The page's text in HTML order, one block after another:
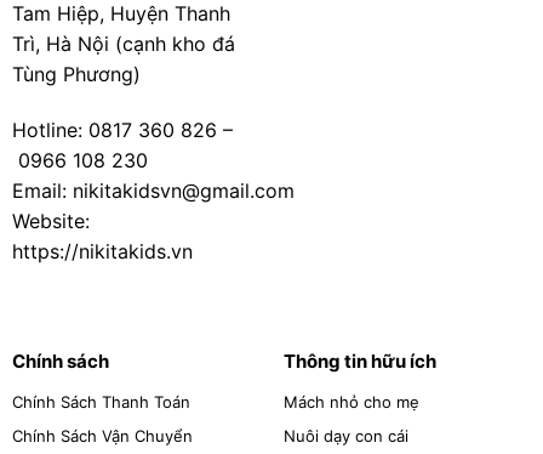
Tam Hiệp, Huyện Thanh
Trì, Hà Nội (cạnh kho đá
Tùng Phương)
Hotline: 0817 360 826 –
0966 108 230
Email: nikitakidsvn@gmail.com
Website:
https://nikitakids.vn
Chính sách
Chính Sách Thanh Toán
Chính Sách Vận Chuyển
Thông tin hữu ích
Mách nhỏ cho mẹ
Nuôi dạy con cái